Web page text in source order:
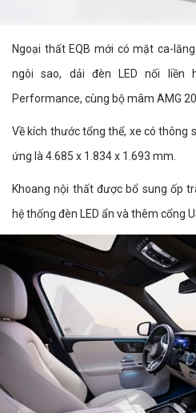
Ngoại thất EQB mới có mặt ca-
ngôi sao, dải đèn LED nối liền
Performance, cùng bộ mâm AMG
Về kích thước tổng thể, xe có thông
ứng là 4.685 x 1.834 x 1.693 mm.
Khoang nội thất được bổ sung ốp
hệ thống đèn LED ẩn và thêm cổng